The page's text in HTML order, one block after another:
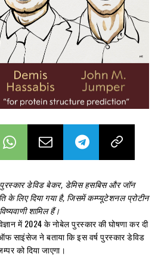
पुरस्कार डेविड बेकर, डेमिस हसबिस और जॉन
के लिए दिया गया है, जिसमें कम्प्यूटेशनल प्रोटीन
शामिल हैं।
में 2024 के नोबेल पुरस्कार की घोषणा कर दी
साइंसेज ने बताया कि इस वर्ष पुरस्कार डेविड
को दिया जाएगा।